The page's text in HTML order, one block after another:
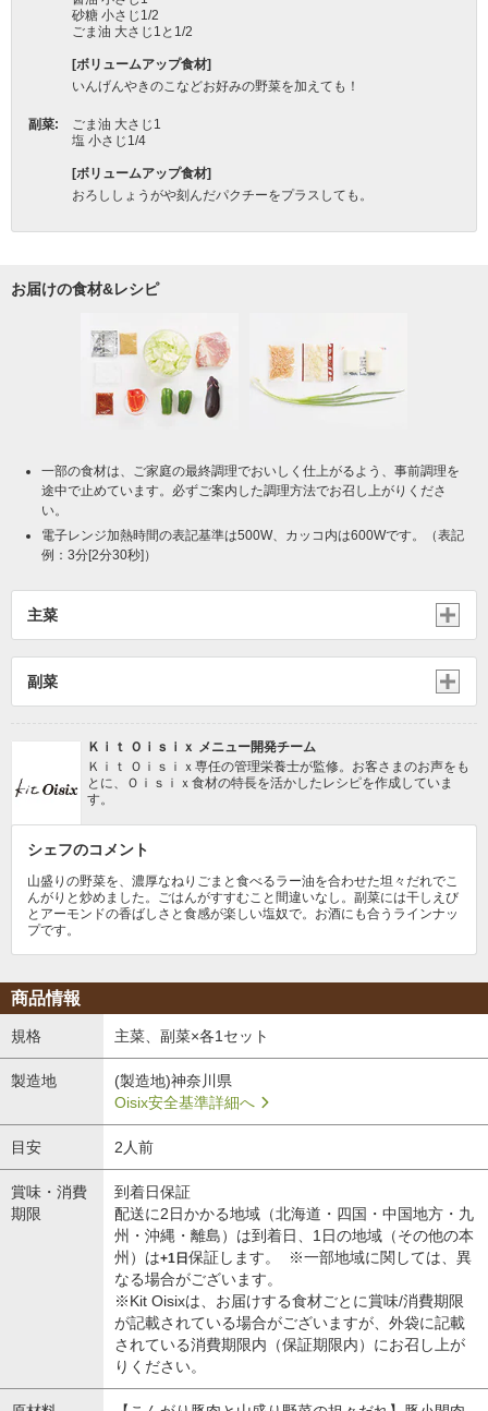
お届けの食材&レシピ
一部の食材は、ご家庭の最終調理でおいしく仕上がるよう、事前調理を
途中で止めています。必ずご案内した調理方法でお召し上がりくださ
い。
電子レンジ加熱時間の表記基準は500W、カッコ内は600Wです。（表記
例：3分[2分30秒]）
主菜
副菜
Ｋｉｔ Ｏｉｓｉｘ メニュー開発チーム
Ｋｉｔ Ｏｉｓｉｘ専任の管理栄養士が監修。お客さまのお声をも
とに、Ｏｉｓｉｘ食材の特長を活かしたレシピを作成していま
す。
シェフのコメント
山盛りの野菜を、濃厚なねりごまと食べるラー油を合わせた坦々だれでこ
んがりと炒めました。ごはんがすすむこと間違いなし。副菜には干しえび
とアーモンドの香ばしさと食感が楽しい塩奴で。お酒にも合うラインナッ
プです。